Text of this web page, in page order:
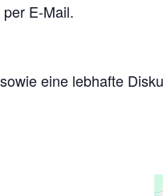
E-Mail.
eine lebhafte